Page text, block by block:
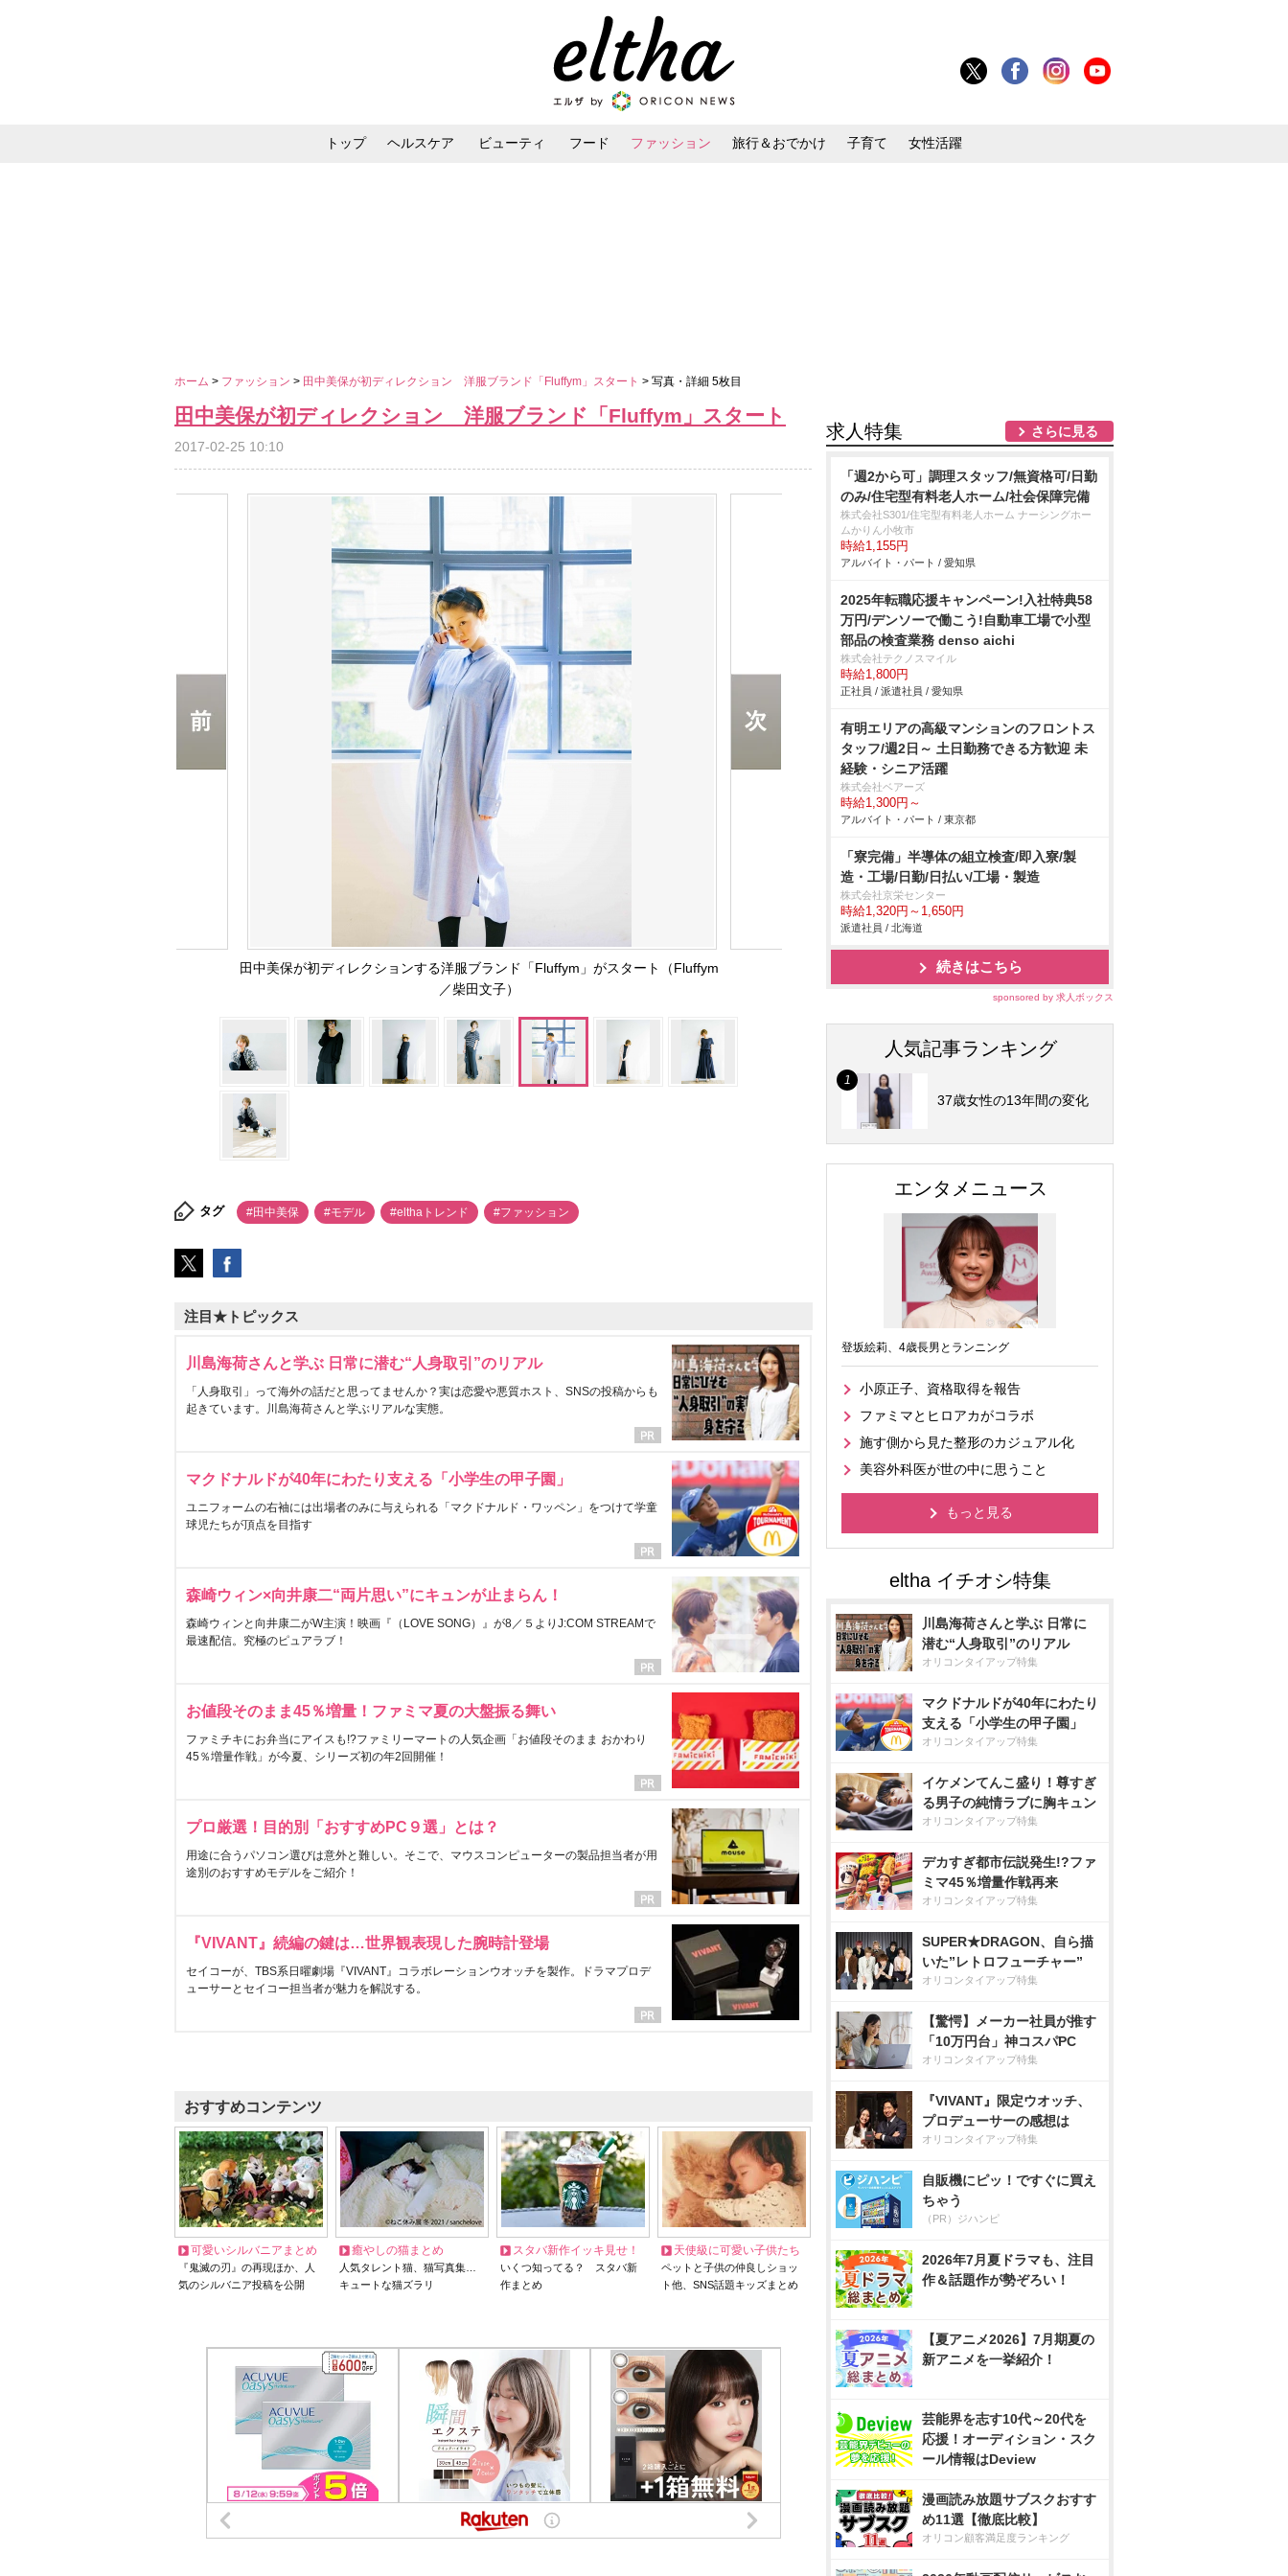
トップ ヘルスケア ビューティ フード ファッション 旅行＆おでかけ 子育て 女性活躍
ホーム > ファッション > 田中美保が初ディレクション 洋服ブランド「Fluffym」スタート > 写真・詳細 5枚目
田中美保が初ディレクション 洋服ブランド「Fluffym」スタート
2017-02-25 10:10
田中美保が初ディレクションする洋服ブランド「Fluffym」がスタート（Fluffym
／柴田文子）
タグ #田中美保 #モデル #elthaトレンド #ファッション
注目★トピックス
川島海荷さんと学ぶ 日常に潜む“人身取引”のリアル
「人身取引」って海外の話だと思ってませんか？実は恋愛や悪質ホスト、SNSの投稿からも
起きています。川島海荷さんと学ぶリアルな実態。
マクドナルドが40年にわたり支える「小学生の甲子園」
ユニフォームの右袖には出場者のみに与えられる「マクドナルド・ワッペン」をつけて学童
球児たちが頂点を目指す
森崎ウィン×向井康二“両片思い”にキュンが止まらん！
森崎ウィンと向井康二がW主演！映画『（LOVE SONG）』が8／５よりJ:COM STREAMで
最速配信。究極のピュアラブ！
お値段そのまま45％増量！ファミマ夏の大盤振る舞い
ファミチキにお弁当にアイスも!?ファミリーマートの人気企画「お値段そのまま おかわり
45％増量作戦」が今夏、シリーズ初の年2回開催！
プロ厳選！目的別「おすすめPC９選」とは？
用途に合うパソコン選びは意外と難しい。そこで、マウスコンピューターの製品担当者が用
途別のおすすめモデルをご紹介！
『VIVANT』続編の鍵は…世界観表現した腕時計登場
セイコーが、TBS系日曜劇場『VIVANT』コラボレーションウオッチを製作。ドラマプロデ
ューサーとセイコー担当者が魅力を解説する。
おすすめコンテンツ
可愛いシルバニアまとめ
『鬼滅の刃』の再現ほか、人
気のシルバニア投稿を公開
癒やしの猫まとめ
人気タレント猫、猫写真集…
キュートな猫ズラリ
スタバ新作イッキ見せ！
いくつ知ってる？ スタバ新
作まとめ
天使級に可愛い子供たち
ペットと子供の仲良しショッ
ト他、SNS話題キッズまとめ
求人特集 さらに見る
「週2から可」調理スタッフ/無資格可/日勤
のみ/住宅型有料老人ホーム/社会保障完備
株式会社S301/住宅型有料老人ホーム ナーシングホー
ムかりん小牧市
時給1,155円
アルバイト・パート / 愛知県
2025年転職応援キャンペーン!入社特典58
万円/デンソーで働こう!自動車工場で小型
部品の検査業務 denso aichi
株式会社テクノスマイル
時給1,800円
正社員 / 派遣社員 / 愛知県
有明エリアの⾼級マンションのフロントス
タッフ/週2日～ 土日勤務できる方歓迎 未
経験・シニア活躍
株式会社ベアーズ
時給1,300円～
アルバイト・パート / 東京都
「寮完備」半導体の組立検査/即入寮/製
造・工場/日勤/日払い/工場・製造
株式会社京栄センター
時給1,320円～1,650円
派遣社員 / 北海道
続きはこちら
sponsored by 求人ボックス
人気記事ランキング
37歳女性の13年間の変化
エンタメニュース
登坂絵莉、4歳長男とランニング
小原正子、資格取得を報告
ファミマとヒロアカがコラボ
施す側から見た整形のカジュアル化
美容外科医が世の中に思うこと
もっと見る
川島海荷さんと学ぶ 日常に
潜む“人身取引”のリアル
オリコンタイアップ特集
マクドナルドが40年にわたり
支える「小学生の甲子園」
オリコンタイアップ特集
イケメンてんこ盛り！尊すぎ
る男子の純情ラブに胸キュン
オリコンタイアップ特集
デカすぎ都市伝説発生!?ファ
ミマ45％増量作戦再来
オリコンタイアップ特集
SUPER★DRAGON、自ら描
いた”レトロフューチャー”
オリコンタイアップ特集
【驚愕】メーカー社員が推す
「10万円台」神コスパPC
オリコンタイアップ特集
『VIVANT』限定ウオッチ、
プロデューサーの感想は
オリコンタイアップ特集
自販機にピッ！ですぐに買え
ちゃう
（PR）ジハンピ
2026年7月夏ドラマも、注目
作＆話題作が勢ぞろい！
【夏アニメ2026】7月期夏の
新アニメを一挙紹介！
芸能界を志す10代～20代を
応援！オーディション・スク
ール情報はDeview
漫画読み放題サブスクおすす
め11選【徹底比較】
オリコン顧客満足度ランキング